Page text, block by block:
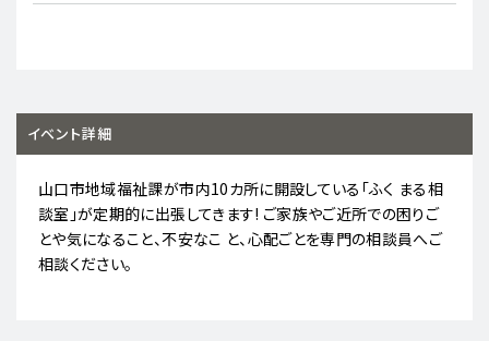
イベント詳細
山口市地域福祉課が市内10カ所に開設している「ふく まる相
談室」が定期的に出張してきます! ご家族やご近所での困りご
とや気になること、不安なこ と、心配ごとを専門の相談員へご
相談ください。